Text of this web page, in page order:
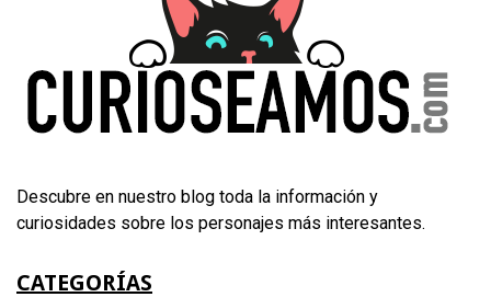
Descubre en nuestro blog toda la información y
curiosidades sobre los personajes más interesantes.
CATEGORÍAS